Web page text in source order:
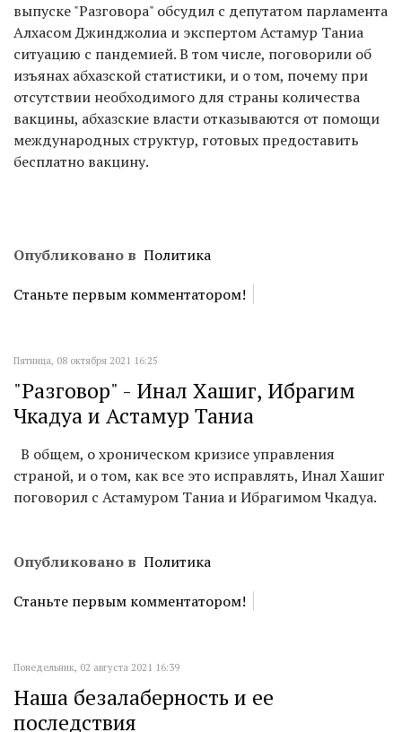
выпуске "Разговора" обсудил с депутатом парламента
Алхасом Джинджолиа и экспертом Астамур Таниа
ситуацию с пандемией. В том числе, поговорили об
изъянах абхазской статистики, и о том, почему при
отсутствии необходимого для страны количества
вакцины, абхазские власти отказываются от помощи
международных структур, готовых предоставить
бесплатно вакцину.
Опубликовано в Политика
Станьте первым комментатором!
Пятница, 08 октября 2021 16:25
"Разговор" - Инал Хашиг, Ибрагим
Чкадуа и Астамур Таниа
В общем, о хроническом кризисе управления
страной, и о том, как все это исправлять, Инал Хашиг
поговорил с Астамуром Таниа и Ибрагимом Чкадуа.
Опубликовано в Политика
Станьте первым комментатором!
Понедельник, 02 августа 2021 16:39
Наша безалаберность и ее
последствия